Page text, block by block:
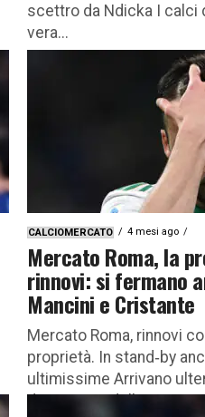
scettro da Ndicka I calci
vera...
CALCIOMERCATO 4 mesi ago
Mercato Roma, la
rinnovi: si fermano
Mancini e Cristante
Mercato Roma, rinnovi
proprietà. In stand‑by
ultimissime Arrivano
di strategia della Roma